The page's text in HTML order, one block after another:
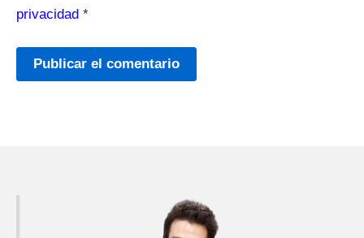
privacidad *